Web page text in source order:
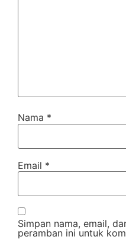
Nama *
Email *
Simpan nama, email,
peramban ini untuk